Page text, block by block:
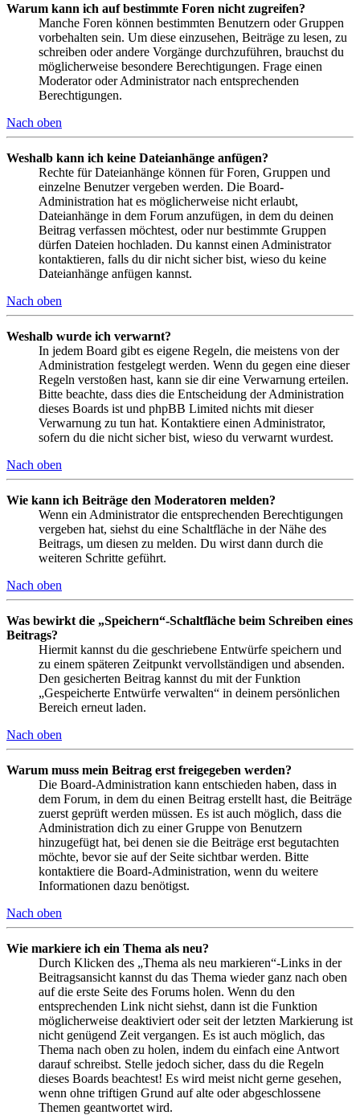
Warum kann ich auf bestimmte Foren nicht zugreifen?
Manche Foren können bestimmten Benutzern oder Gruppen
vorbehalten sein. Um diese einzusehen, Beiträge zu lesen, zu
schreiben oder andere Vorgänge durchzuführen, brauchst du
möglicherweise besondere Berechtigungen. Frage einen
Moderator oder Administrator nach entsprechenden
Berechtigungen.
Nach oben
Weshalb kann ich keine Dateianhänge anfügen?
Rechte für Dateianhänge können für Foren, Gruppen und
einzelne Benutzer vergeben werden. Die Board-
Administration hat es möglicherweise nicht erlaubt,
Dateianhänge in dem Forum anzufügen, in dem du deinen
Beitrag verfassen möchtest, oder nur bestimmte Gruppen
dürfen Dateien hochladen. Du kannst einen Administrator
kontaktieren, falls du dir nicht sicher bist, wieso du keine
Dateianhänge anfügen kannst.
Nach oben
Weshalb wurde ich verwarnt?
In jedem Board gibt es eigene Regeln, die meistens von der
Administration festgelegt werden. Wenn du gegen eine dieser
Regeln verstoßen hast, kann sie dir eine Verwarnung erteilen.
Bitte beachte, dass dies die Entscheidung der Administration
dieses Boards ist und phpBB Limited nichts mit dieser
Verwarnung zu tun hat. Kontaktiere einen Administrator,
sofern du die nicht sicher bist, wieso du verwarnt wurdest.
Nach oben
Wie kann ich Beiträge den Moderatoren melden?
Wenn ein Administrator die entsprechenden Berechtigungen
vergeben hat, siehst du eine Schaltfläche in der Nähe des
Beitrags, um diesen zu melden. Du wirst dann durch die
weiteren Schritte geführt.
Nach oben
Was bewirkt die „Speichern“-Schaltfläche beim Schreiben eines
Beitrags?
Hiermit kannst du die geschriebene Entwürfe speichern und
zu einem späteren Zeitpunkt vervollständigen und absenden.
Den gesicherten Beitrag kannst du mit der Funktion
„Gespeicherte Entwürfe verwalten“ in deinem persönlichen
Bereich erneut laden.
Nach oben
Warum muss mein Beitrag erst freigegeben werden?
Die Board-Administration kann entschieden haben, dass in
dem Forum, in dem du einen Beitrag erstellt hast, die Beiträge
zuerst geprüft werden müssen. Es ist auch möglich, dass die
Administration dich zu einer Gruppe von Benutzern
hinzugefügt hat, bei denen sie die Beiträge erst begutachten
möchte, bevor sie auf der Seite sichtbar werden. Bitte
kontaktiere die Board-Administration, wenn du weitere
Informationen dazu benötigst.
Nach oben
Wie markiere ich ein Thema als neu?
Durch Klicken des „Thema als neu markieren“-Links in der
Beitragsansicht kannst du das Thema wieder ganz nach oben
auf die erste Seite des Forums holen. Wenn du den
entsprechenden Link nicht siehst, dann ist die Funktion
möglicherweise deaktiviert oder seit der letzten Markierung ist
nicht genügend Zeit vergangen. Es ist auch möglich, das
Thema nach oben zu holen, indem du einfach eine Antwort
darauf schreibst. Stelle jedoch sicher, dass du die Regeln
dieses Boards beachtest! Es wird meist nicht gerne gesehen,
wenn ohne triftigen Grund auf alte oder abgeschlossene
Themen geantwortet wird.